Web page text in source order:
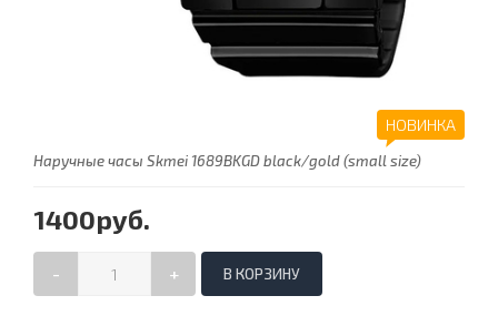
НОВИНКА
Наручные часы Skmei 1689BKGD black/gold (small size)
1400руб.
- +